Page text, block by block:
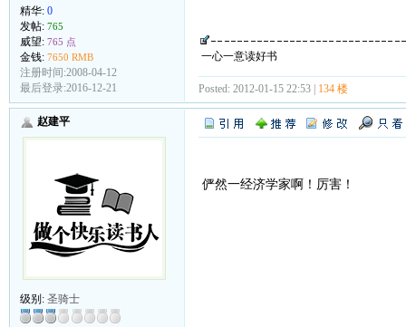
精华: 0
发帖: 765
威望: 765 点
金钱: 7650 RMB
注册时间:2008-04-12
最后登录:2016-12-21
一心一意读好书
Posted: 2012-01-15 22:53 | 134 楼
赵建平
级别: 圣骑士
俨然一经济学家啊！厉害！